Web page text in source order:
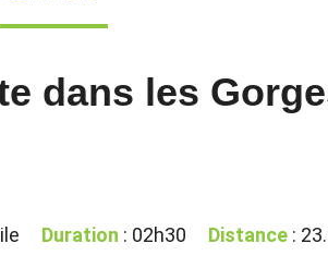
dans les
Duration : 02h30 Distance :